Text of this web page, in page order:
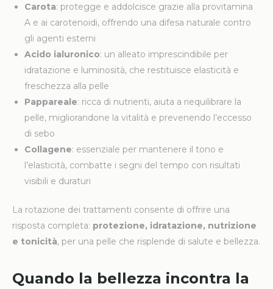
Carota: protegge e addolcisce grazie alla provitamina
A e ai carotenoidi, offrendo una difesa naturale contro
gli agenti esterni
Acido ialuronico: un alleato imprescindibile per
idratazione e luminosità, che restituisce elasticità e
freschezza alla pelle
Pappareale: ricca di nutrienti, aiuta a riequilibrare la
pelle, migliorandone la vitalità e prevenendo l’eccesso
di sebo
Collagene: essenziale per mantenere il tono e
l’elasticità, combatte i segni del tempo con risultati
visibili e duraturi
La rotazione dei trattamenti consente di offrire una
risposta completa: protezione, idratazione, nutrizione
e tonicità, per una pelle che risplende di salute e bellezza.
Quando la bellezza incontra la